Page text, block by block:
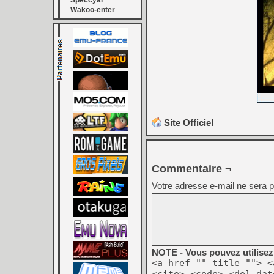
Wakoo-enter
Site Officiel
Commentaire ¬
Votre adresse e-mail ne sera
NOTE - Vous pouvez
<a href="" title="">